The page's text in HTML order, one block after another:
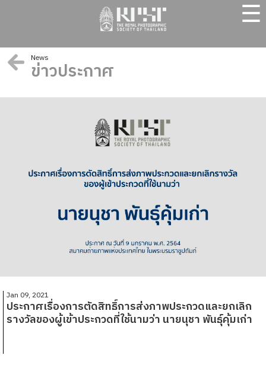
☰
News
ข่าวประกาศ
Jan 09, 2021
ประกาศเรื่องการตัดสิทธิ์การส่งภาพประกวดและยกเลิก
รางวัลของผู้เข้าประกวดที่ใช้นามว่า นายนุชา พันธุ์คุ้มเก่า